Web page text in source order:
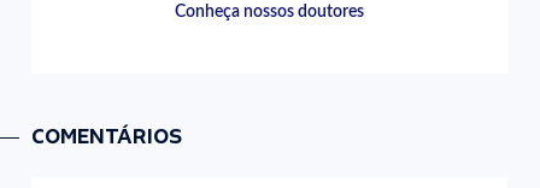
Conheça nossos doutores
COMENTÁRIOS